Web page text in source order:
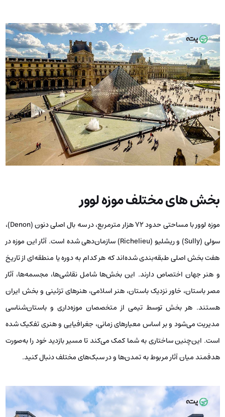
بخش های مختلف موزه لوور
موزه لوور با مساحتی حدود ۷۲ هزار مترمربع، در سه بال اصلی دنون (Denon)،
سولی (Sully) و ریشلیو (Richelieu) سازمان‌دهی شده است. آثار این موزه در
هفت بخش اصلی طبقه‌بندی شده‌اند که هر کدام به دوره یا منطقه‌ای از تاریخ
و هنر جهان اختصاص دارند. این بخش‌ها شامل نقاشی‌ها، مجسمه‌ها، آثار
مصر باستان، خاور نزدیک باستان، هنر اسلامی، هنرهای تزئینی و بخش ایران
هستند. هر بخش توسط تیمی از متخصصان موزه‌داری و باستان‌شناسی
مدیریت می‌شود و بر اساس معیارهای زمانی، جغرافیایی و هنری تفکیک شده
است. این‌چنین ساختاری به شما کمک می‌کند تا مسیر بازدید خود را به‌صورت
هدفمند میان آثار مربوط به تمدن‌ها و در سبک‌های مختلف دنبال کنید.